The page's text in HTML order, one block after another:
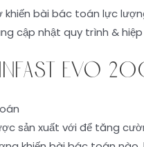
bài bác toán lực
cập nhật quy trình &
evo
sản xuất với để tăng